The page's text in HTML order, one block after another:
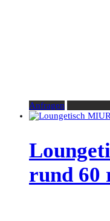
Anfragen
rund 60